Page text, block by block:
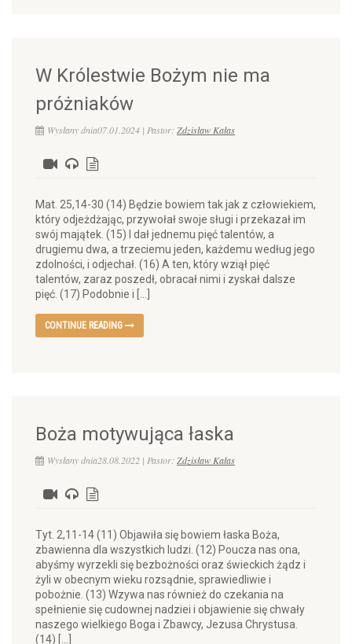
W Królestwie Bożym nie ma
próżniaków
Wysłany dnia07.01.2024 | Pastor: Zdzisław Kałas
Mat. 25,14-30 (14) Będzie bowiem tak jak z człowiekiem,
który odjeżdżając, przywołał swoje sługi i przekazał im
swój majątek. (15) I dał jednemu pięć talentów, a
drugiemu dwa, a trzeciemu jeden, każdemu według jego
zdolności, i odjechał. (16) A ten, który wziął pięć
talentów, zaraz poszedł, obracał nimi i zyskał dalsze
pięć. (17) Podobnie i […]
CONTINUE READING
Boża motywująca łaska
Wysłany dnia28.08.2022 | Pastor: Zdzisław Kałas
Tyt. 2,11-14 (11) Objawiła się bowiem łaska Boża,
zbawienna dla wszystkich ludzi. (12) Poucza nas ona,
abyśmy wyrzekli się bezbożności oraz świeckich żądz i
żyli w obecnym wieku rozsądnie, sprawiedliwie i
pobożnie. (13) Wzywa nas również do czekania na
spełnienie się cudownej nadziei i objawienie się chwały
naszego wielkiego Boga i Zbawcy, Jezusa Chrystusa.
(14) […]